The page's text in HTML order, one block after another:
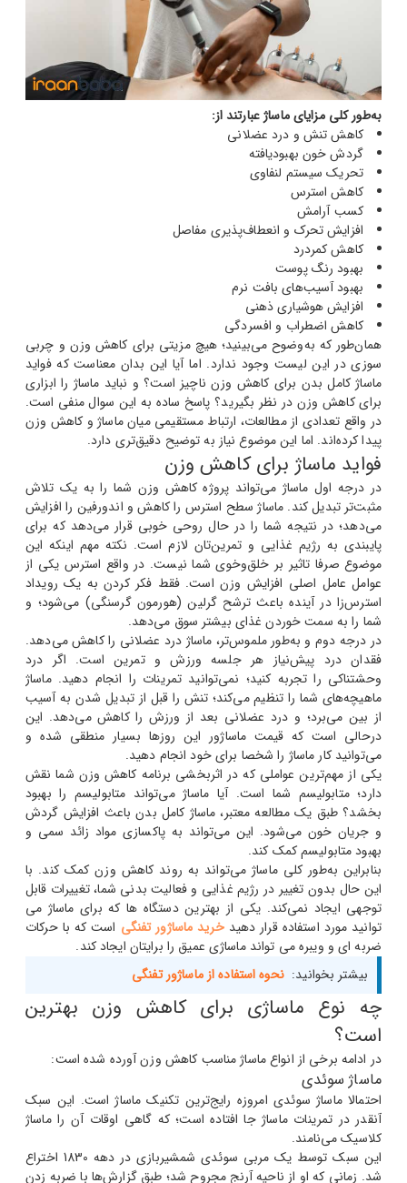
به‌طور کلی مزایای ماساژ عبارتند از:
کاهش تنش و درد عضلانی
گردش خون بهبودیافته
تحریک سیستم لنفاوی
کاهش استرس
کسب آرامش
افزایش تحرک و انعطاف‌پذیری مفاصل
کاهش کمردرد
بهبود رنگ پوست
بهبود آسیب‌های بافت نرم
افزایش هوشیاری ذهنی
کاهش اضطراب و افسردگی
همان‌طور که به‌وضوح می‌بینید؛ هیچ مزیتی برای کاهش وزن و چربی
سوزی در این لیست وجود ندارد. اما آیا این بدان معناست که فواید
ماساژ کامل بدن برای کاهش وزن ناچیز است؟ و نباید ماساژ را ابزاری
برای کاهش وزن در نظر بگیرید؟ پاسخ ساده به این سوال منفی است.
در واقع تعدادی از مطالعات، ارتباط مستقیمی میان ماساژ و کاهش وزن
پیدا کرده‌اند. اما این موضوع نیاز به توضیح دقیق‌تری دارد.
فواید ماساژ برای کاهش وزن
در درجه اول ماساژ می‌تواند پروژه کاهش وزن شما را به یک تلاش
مثبت‌تر تبدیل کند. ماساژ سطح استرس را کاهش و اندورفین را افزایش
می‌دهد؛ در نتیجه شما را در حال روحی خوبی قرار می‌دهد که برای
پایبندی به رژیم غذایی و تمرین‌تان لازم است. نکته مهم اینکه این
موضوع صرفا تاثیر بر خلق‌وخوی شما نیست. در واقع استرس یکی از
عوامل عامل اصلی افزایش وزن است. فقط فکر کردن به یک رویداد
استرس‌زا در آینده باعث ترشح گرلین (هورمون گرسنگی) می‌شود؛ و
شما را به سمت خوردن غذای بیشتر سوق می‌دهد.
در درجه دوم و به‌طور ملموس‌تر، ماساژ درد عضلانی را کاهش می‌دهد.
فقدان درد پیش‌نیاز هر جلسه ورزش و تمرین است. اگر درد
وحشتناکی را تجربه کنید؛ نمی‌توانید تمرینات را انجام دهید. ماساژ
ماهیچه‌های شما را تنظیم می‌کند؛ تنش را قبل از تبدیل شدن به آسیب
از بین می‌برد؛ و درد عضلانی بعد از ورزش را کاهش می‌دهد. این
درحالی است که قیمت ماساژور این روزها بسیار منطقی شده و
می‌توانید کار ماساژ را شخصا برای خود انجام دهید.
یکی از مهم‌ترین عواملی که در اثربخشی برنامه کاهش وزن شما نقش
دارد؛ متابولیسم شما است. آیا ماساژ می‌تواند متابولیسم را بهبود
بخشد؟ طبق یک مطالعه معتبر، ماساژ کامل بدن باعث افزایش گردش
و جریان خون می‌شود. این می‌تواند به پاکسازی مواد زائد سمی و
بهبود متابولیسم کمک کند.
بنابراین به‌طور کلی ماساژ می‌تواند به روند کاهش وزن کمک کند. با
این حال بدون تغییر در رژیم غذایی و فعالیت بدنی شما، تغییرات قابل
توجهی ایجاد نمی‌کند. یکی از بهترین دستگاه ها که برای ماساژ می
توانید مورد استفاده قرار دهیدخرید ماساژور تفنگی است که با حرکات
ضربه ای و ویبره می تواند ماساژی عمیق را برایتان ایجاد کند.
بیشتر بخوانید:نحوه استفاده از ماساژور تفنگی
چه نوع ماساژی برای کاهش وزن بهترین
است؟
در ادامه برخی از انواع ماساژ مناسب کاهش وزن آورده شده است:
ماساژ سوئدی
احتمالا ماساژ سوئدی امروزه رایج‌ترین تکنیک ماساژ است. این سبک
آنقدر در تمرینات ماساژ جا افتاده است؛ که گاهی اوقات آن را ماساژ
کلاسیک می‌نامند.
این سبک توسط یک مربی سوئدی شمشیربازی در دهه 1830 اختراع
شد. زمانی که او از ناحیه آرنج مجروح شد؛ طبق گزارش‌ها با ضربه زدن